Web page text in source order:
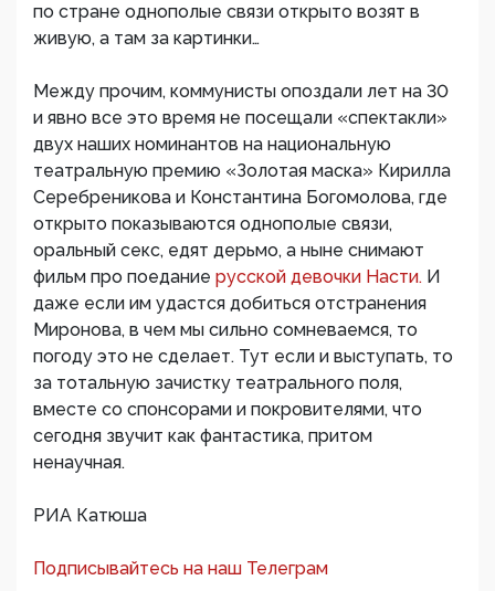
по стране однополые связи открыто возят в
живую, а там за картинки…
Между прочим, коммунисты опоздали лет на 30
и явно все это время не посещали «спектакли»
двух наших номинантов на национальную
театральную премию «Золотая маска» Кирилла
Серебреникова и Константина Богомолова, где
открыто показываются однополые связи,
оральный секс, едят дерьмо, а ныне снимают
фильм про поедание русской девочки Насти. И
даже если им удастся добиться отстранения
Миронова, в чем мы сильно сомневаемся, то
погоду это не сделает. Тут если и выступать, то
за тотальную зачистку театрального поля,
вместе со спонсорами и покровителями, что
сегодня звучит как фантастика, притом
ненаучная.
РИА Катюша
Подписывайтесь на наш Телеграм